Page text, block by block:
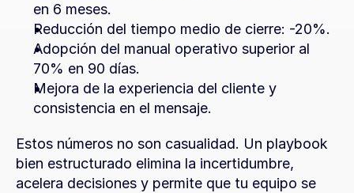
en 6 meses.
Reducción del tiempo medio de cierre: -20%.
Adopción del manual operativo superior al
70% en 90 días.
Mejora de la experiencia del cliente y
consistencia en el mensaje.
Estos números no son casualidad. Un playbook
bien estructurado elimina la incertidumbre,
acelera decisiones y permite que tu equipo se